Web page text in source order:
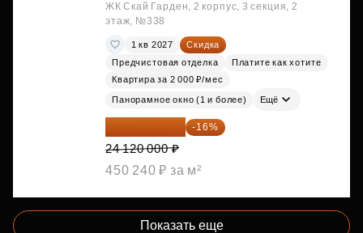
ЖК Скай Гарден, 2 корпус, 3 секция, 2
этаж, №338
1 кв 2027
Скидка
Предчистовая отделка
Платите как хотите
Квартира за 2 000 ₽/мес
Панорамное окно (1 и более) Ещё
20 260 800 ₽ -16%
24 120 000 ₽
450 240 ₽ за м²
Показать еще